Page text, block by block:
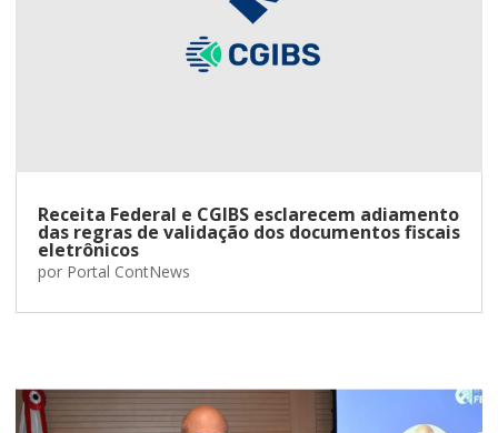
Receita Federal e CGIBS esclarecem adiamento
das regras de validação dos documentos fiscais
eletrônicos
por Portal ContNews